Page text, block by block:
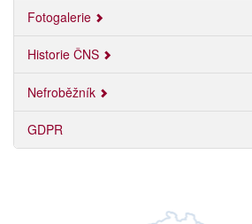
Fotogalerie
Historie ČNS
Nefroběžník
GDPR